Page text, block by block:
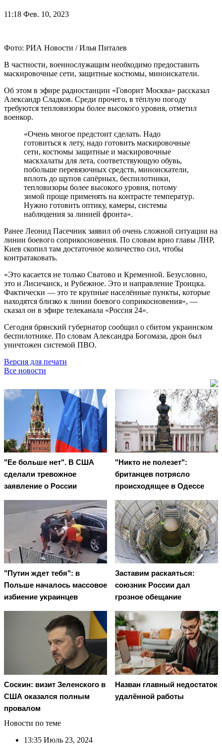
11:18 Фев. 10, 2023
Фото: РИА Новости / Илья Питалев
В частности, военнослужащим необходимо предоставить
маскировочные сети, защитные костюмы, миноискатели.
Об этом в эфире радиостанции «Говорит Москва» рассказал
Александр Сладков. Среди прочего, в тёплую погоду
требуются тепловизоры более высокого уровня, отметил
военкор.
«Очень многое предстоит сделать. Надо
готовиться к лету, надо готовить маскировочные
сети, костюмы защитные и маскировочные
маскхалаты для лета, соответствующую обувь,
побольше перевязочных средств, миноискатели,
вплоть до щупов сапёрных, беспилотники,
тепловизоры более высокого уровня, потому
зимой проще применять на контрасте температур.
Нужно готовить оптику, камеры, системы
наблюдения за линией фронта».
Ранее Леонид Пасечник заявил об очень сложной ситуации на
линии боевого соприкосновения. По словам врио главы ЛНР,
Киев скопил там достаточное количество сил, чтобы
контратаковать.
«Это касается не только Сватово и Кременной. Безусловно,
это и Лисичанск, и Рубежное. Это и направление Троицка.
Фактически — это те крупные населённые пункты, которые
находятся близко к линии боевого соприкосновения», —
сказал он в эфире телеканала «Россия 24».
Сегодня брянский губернатор сообщил о сбитом украинском
беспилотнике. По словам Александра Богомаза, дрон был
уничтожен системой ПВО.
Версия для печати
Все новости
"Ее больше нет". В США
сделали тревожное
заявление о России
"Никто не полезет":
британцев потрясло
происходящее в Одессе
"Путин ждет тебя": в
Польше началось массовое
избиение украинцев
Заставим раскаяться:
союзник России дал
грозное обещание
Соскин: визит Зеленского в
США оказался полным
провалом
Назван главный недостаток
удалённой работы
Новости по теме
13:35 Июль 23, 2024